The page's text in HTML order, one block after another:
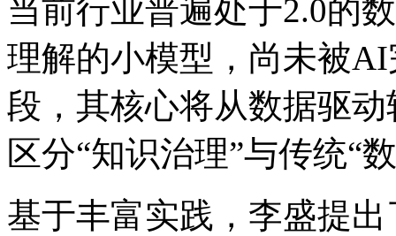
当前行业普遍处于2.0的数
理解的小模型，尚未
段，其核心将从数据驱
区分“知识治理”与传统“
基于丰富实践，李盛